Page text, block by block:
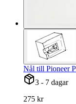
Nål till Pioneer
3 - 7 dagar
275 kr